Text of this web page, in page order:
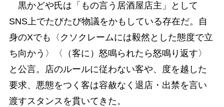
黒かどや氏は「もの言う居酒屋店主」として
SNS上でたびたび物議をかもしている存在だ。自
身のXでも〈クソクレームには毅然とした態度で立
ち向かう〉〈（客に）怒鳴られたら怒鳴り返す〉
と公言。店のルールに従わない客や、度を越した
要求、悪態をつく客は容赦なく退店・出禁を言い
渡すスタンスを貫いてきた。